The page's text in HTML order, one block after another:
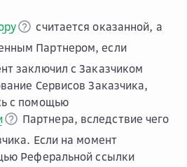
считается оказанной, а
Партнером, если
заключил с Заказчиком
Сервисов Заказчика,
с помощью
Партнера, вследствие чего
Если на момент
Реферальной ссылки